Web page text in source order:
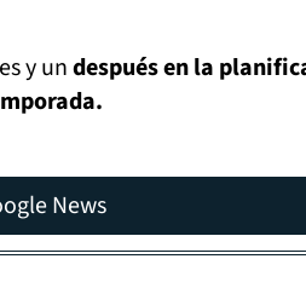
y undespués en la
News